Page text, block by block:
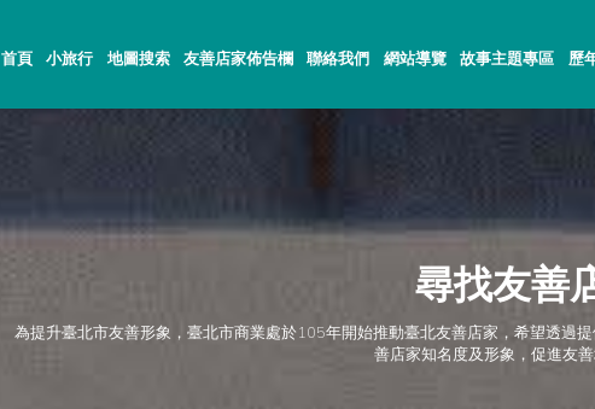
首頁 小旅行 地圖搜索 友善店家佈告欄 聯絡我們 網站導覽 故事主題專區 歷
尋找友善
為提升臺北市友善形象，臺北市商業處於105年開始推動臺北友善店家，希望透過
善店家知名度及形象，促進友善